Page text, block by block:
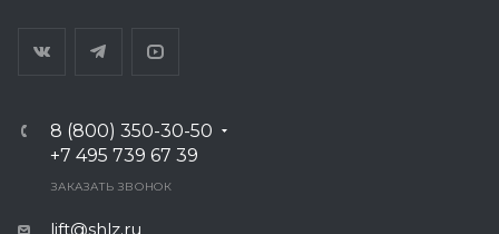
8 (800) 350-30-50
+7 495 739 67 39
ЗАКАЗАТЬ ЗВОНОК
lift@shlz.ru